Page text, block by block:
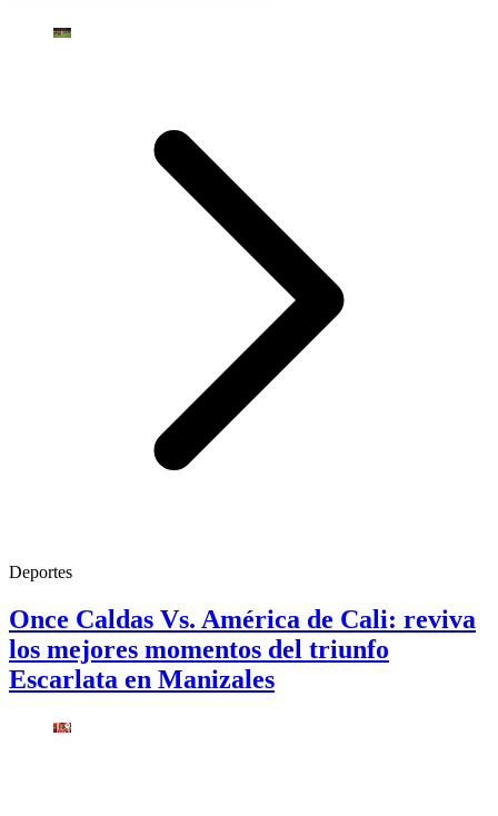
Deportes
Once Caldas Vs. América de Cali: reviva
los mejores momentos del triunfo
Escarlata en Manizales